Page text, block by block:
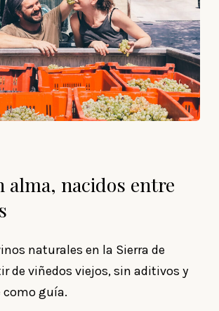
alma, nacidos entre
naturales en la Sierra de
de viñedos viejos, sin aditivos y
como guía.